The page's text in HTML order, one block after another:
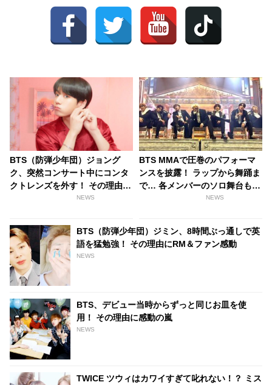
BTS（防弾少年団）ジョング
ク、突然コンサート中にコンタ
クトレンズを外す！ その理由が
素敵すぎるとファン感激
NEWS
BTS MMAで圧巻のパフォーマ
ンスを披露！ ラップから舞踊ま
で… 各メンバーのソロ舞台も
破格のステージ演出も要チェッ
NEWS
BTS（防弾少年団）ジミン、8時間ぶっ通しで英
語を猛勉強！ その理由にRM＆ファン感動
NEWS
BTS、デビュー当時からずっと同じお皿を使
用！ その理由に感動の嵐
NEWS
TWICE ツウィはカワイすぎて叱れない！？ ミス